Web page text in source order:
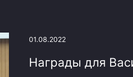
01.08.2022
Награды для